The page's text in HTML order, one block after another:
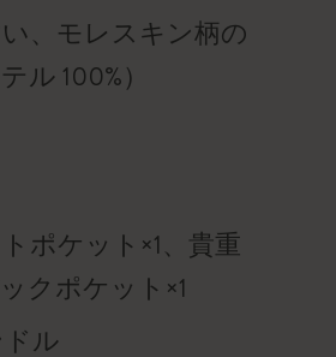
、モレスキン柄の
ル 100%）
ポケット×1、貴重
クポケット×1
ル